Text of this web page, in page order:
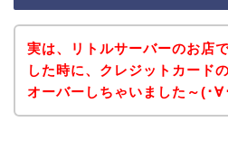
実は、リトルサーバーのお店
した時に、クレジットカード
オーバーしちゃいました～(･∀